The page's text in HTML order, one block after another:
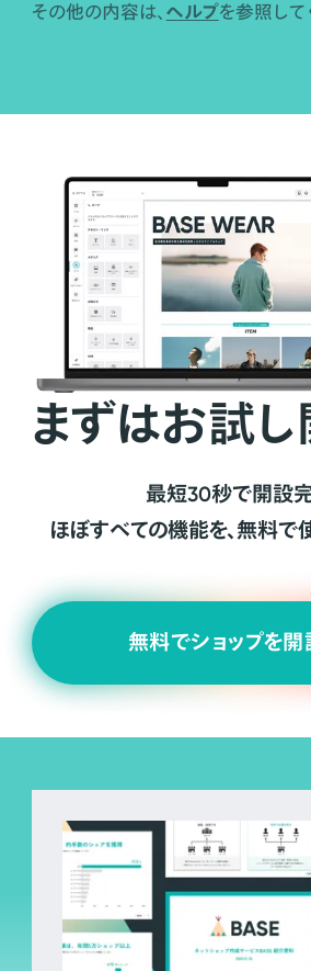
その他の内容は、 ヘルプを参照して
まずはお試
最短30秒で開設完
ほぼすべての機能を、無料で
無料でショップを開